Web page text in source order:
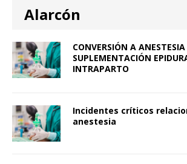
Alarcón
CONVERSIÓN A
SUPLEMENTACIÓN
INTRAPARTO
Incidentes críticos
anestesia